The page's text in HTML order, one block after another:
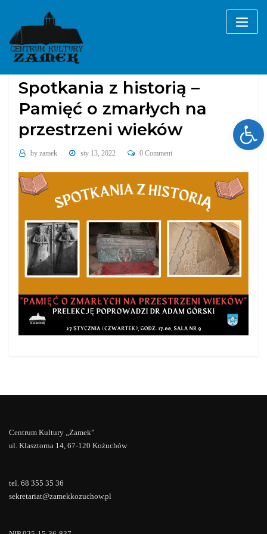
content
Aktualności Bez kategorii
Spotkania z historią –
Pamięć o zmarłych na
przestrzeni wieków
by zamek sty 13, 2022 0 Comment
Centrum Kultury „Zamek”
ul. Klasztorna 14, 67-120 Kożuchów
tel. 68 355 35 36
sekretariat@zamekkozuchow.pl